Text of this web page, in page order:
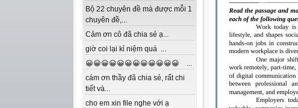
Bộ 22 chuyên đề mà được mỗi 1
chuyên đề,...
Cảm ơn cô đã chia sẻ ạ...
giờ coi lại kỉ niệm quá ...
😀😀😀😀😀😀😀😀😀😀😀😀 ...
cám ơn thầy đã chia sẻ, rất chi
tiết và...
cho em xin file nghe với ạ